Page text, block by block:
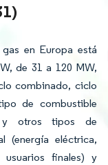
en Europa está
de 31 a 120 MW,
combinado, ciclo
de combustible
y otros tipos de
(energía eléctrica,
finales) y